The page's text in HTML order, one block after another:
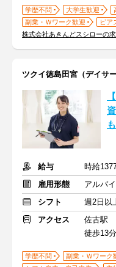
学歴不問 大学生歓迎
副業・Ｗワーク歓迎
ピア
株式会社あきんどスシローの
ツクイ徳島田宮（デイサー
給与
時給
雇用形態
アルバ
シフト
週2日以
アクセス
佐古駅
徒歩13分
学歴不問 副業・Ｗワーク